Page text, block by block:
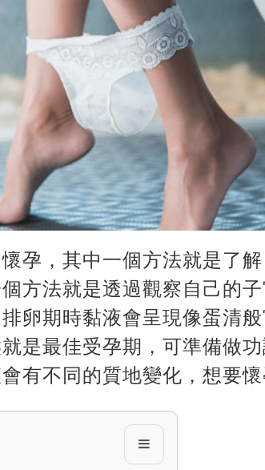
孕，其中一個方法就是了
方法就是透過觀察自己的
卵期時黏液會呈現像蛋清
是最佳受孕期，可準備做
有不同的質地變化，想要懷